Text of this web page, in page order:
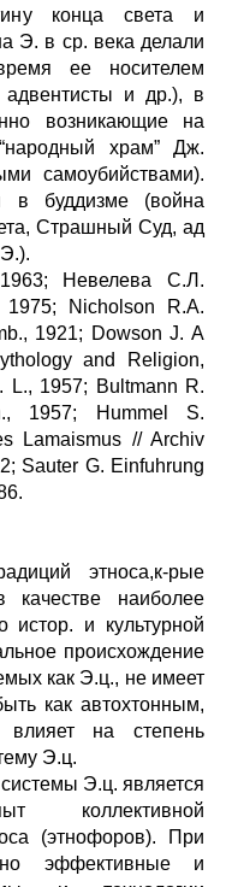
конца света и
Э. в ср. века делали
ее носителем
адвентисты и др.), в
возникающие на
храм” Дж.
самоубийствами).
в буддизме (война
Страшный Суд, ад
Невелева С.Л.
Nicholson R.A.
1921; Dowson J. A
and Religion,
L., 1957; Bultmann R.
1957; Hummel S.
Lamaismus // Archiv
Sauter G. Einfuhrung
этноса,к-рые
наиболее
и культурной
происхождение
как Э.ц., не имеет
как автохтонным,
на степень
Э.ц.
Э.ц. является
коллективной
(этнофоров). При
эффективные и